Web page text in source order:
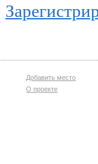
Добавить место
О проекте